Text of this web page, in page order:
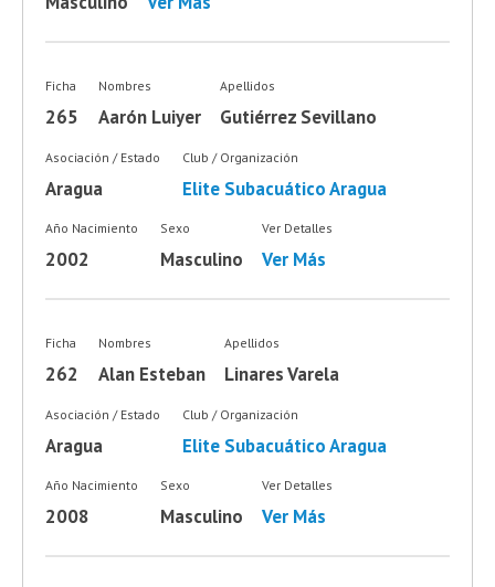
Ficha
265
Nombres
Aarón Luiyer
Apellidos
Gutiérrez Sevillano
Asociación / Estado
Aragua
Club / Organización
Elite Subacuático Aragua
Año Nacimiento
2002
Sexo
Masculino
Ver Detalles
Ver Más
Ficha
262
Nombres
Alan Esteban
Apellidos
Linares Varela
Asociación / Estado
Aragua
Club / Organización
Elite Subacuático Aragua
Año Nacimiento
2008
Sexo
Masculino
Ver Detalles
Ver Más